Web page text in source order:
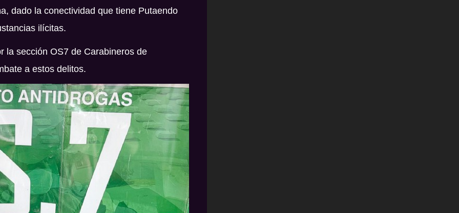
dado la conectividad que tiene Putaendo
ilícitas.
la sección OS7 de Carabineros de
a estos delitos.